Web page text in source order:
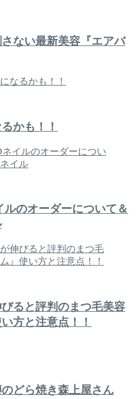
ない最新美容『エアバ
かも！！
ルのオーダーについて＆
ると評判のまつ毛美容
方と注意点！！
どら焼き森上屋さん